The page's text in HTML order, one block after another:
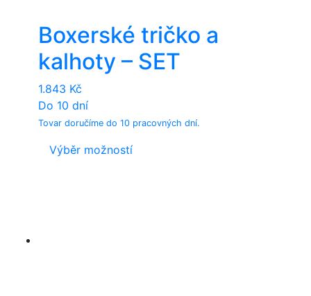
Boxerské tričko a
kalhoty – SET
1.843 Kč
Do 10 dní
Tovar doručíme do 10 pracovných dní.
Výběr možností